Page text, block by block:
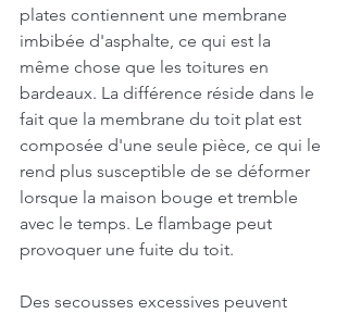
plates contiennent une membrane
imbibée d'asphalte, ce qui est la
même chose que les toitures en
bardeaux. La différence réside dans le
fait que la membrane du toit plat est
composée d'une seule pièce, ce qui le
rend plus susceptible de se déformer
lorsque la maison bouge et tremble
avec le temps. Le flambage peut
provoquer une fuite du toit.
Des secousses excessives peuvent